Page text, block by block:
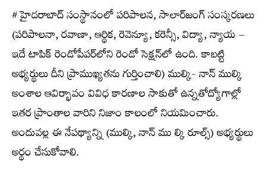
# హైదరాబాద్‌ సంస్థానంలో పరిపాలన, సాలార్‌జంగ్‌ సంస్కరణలు
(పరిపాలనా, రవాణా, ఆర్థిక, రెవెన్యూ, కరెన్సీ, విద్యా, న్యాయ –
ఇదే టాపిక్‌ రెండోపేపర్‌లోని రెండో సెక్షన్‌లో ఉంది. కాబట్టి
అభ్యర్థులు దీని ప్రాముఖ్యతను గుర్తించాలి) ముల్కి- నాన్‌ ముల్కి
అంశాల ఆవిర్భావం వివిధ కారణాల సాకుతో ఉన్నతోద్యోగాల్లో
ఇతర ప్రాంతాల వారిని నిజాం కాలంలో నియమించారు.
అందువల్ల ఈ నేపథ్యాన్ని (ముల్కి, నాన్‌ ము ల్కి రూల్స్​‍) అభ్యర్థులు
అర్థం చేసుకోవాలి.